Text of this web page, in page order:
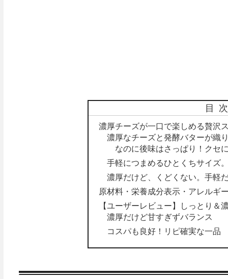
目
濃厚チーズが一口で楽しめる贅沢
濃厚なチーズと発酵バターが織
なのに後味はさっぱり！クセ
手軽につまめるひとくちサイズ
濃厚だけど、くどくない。手軽
原材料・栄養成分表示・アレルギ
【ユーザーレビュー】しっとり＆
濃厚だけど甘すぎずバランス
コスパも良好！リピ確実な一品